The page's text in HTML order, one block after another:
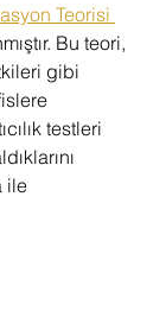
Teorisi
Bu teori,
gibi
testleri
ile